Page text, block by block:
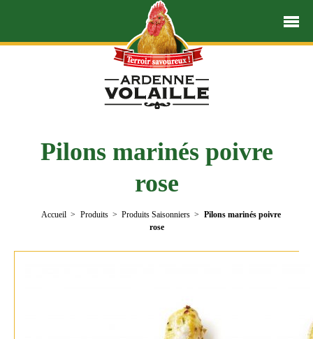
Pilons marinés poivre
rose
Accueil Produits Produits Saisonniers
Pilons marinés poivre
rose